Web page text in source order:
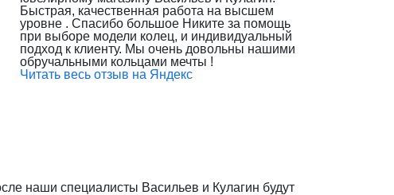
Быстрая, качественная работа на высшем
уровне . Спасибо большое Никите за помощь
при выборе модели колец, и индивидуальный
подход к клиенту. Мы очень довольны нашими
обручальными кольцами мечты !
Читать весь отзыв на Яндекс
наши специалисты Васильев и Кулагин будут